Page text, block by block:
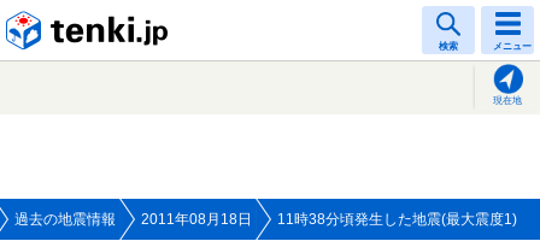
検索 メニュー
現在地
過去の地震情報 2011年08月18日 11時38分頃発生した地震(最大震度1)